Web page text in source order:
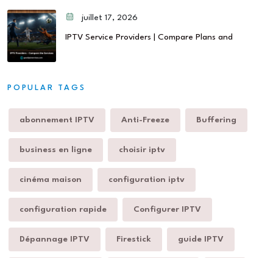
juillet 17, 2026
IPTV Service Providers | Compare Plans and
POPULAR TAGS
abonnement IPTV Anti-Freeze Buffering
business en ligne choisir iptv
cinéma maison configuration iptv
configuration rapide Configurer IPTV
Dépannage IPTV Firestick guide IPTV